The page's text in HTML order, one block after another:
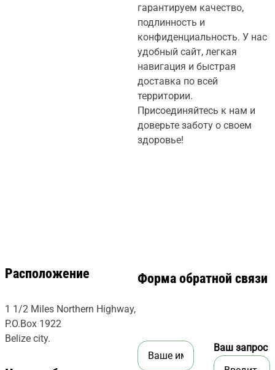
гарантируем качество,
подлинность и
конфиденциальность. У нас
удобный сайт, легкая
навигация и быстрая
доставка по всей
территории.
Присоединяйтесь к нам и
доверьте заботу о своем
здоровье!
Расположение
1 1/2 Miles Northern Highway,
P.O.Box 1922
Belize city.
Форма обратной связи
Ваш запрос